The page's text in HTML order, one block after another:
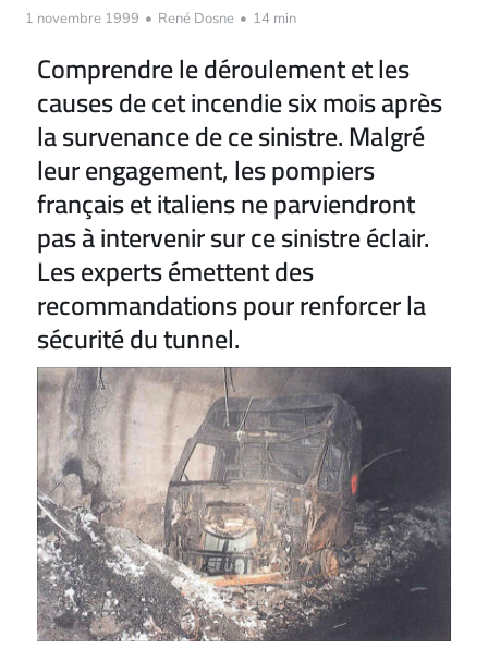
1 novembre 1999 • René Dosne • 14 min
Comprendre le déroulement et les
causes de cet incendie six mois après
la survenance de ce sinistre. Malgré
leur engagement, les pompiers
français et italiens ne parviendront
pas à intervenir sur ce sinistre éclair.
Les experts émettent des
recommandations pour renforcer la
sécurité du tunnel.